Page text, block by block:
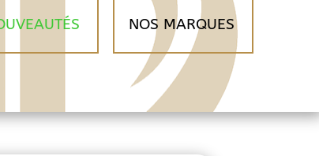
NOS MARQUES